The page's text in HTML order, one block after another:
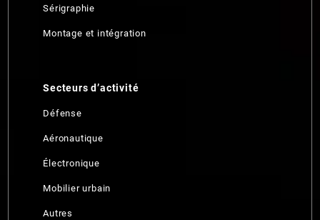
Sérigraphie
Montage et intégration
Secteurs d’activité
Défense
Aéronautique
Électronique
Mobilier urbain
Autres